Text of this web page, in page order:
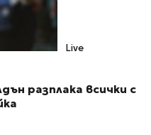
Live
разплака всички с